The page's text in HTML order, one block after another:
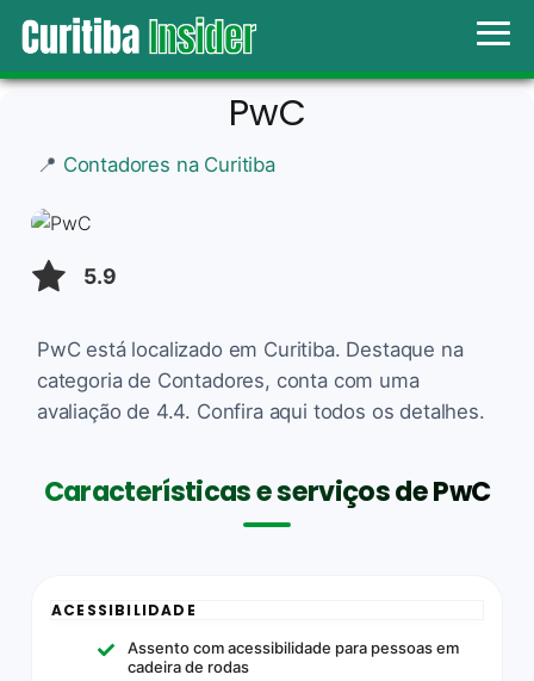
PwC
📍 Contadores na Curitiba
5.9
PwC está localizado em Curitiba. Destaque na
categoria de Contadores, conta com uma
avaliação de 4.4. Confira aqui todos os detalhes.
Características e serviços de PwC
ACESSIBILIDADE
Assento com acessibilidade para pessoas em
cadeira de rodas